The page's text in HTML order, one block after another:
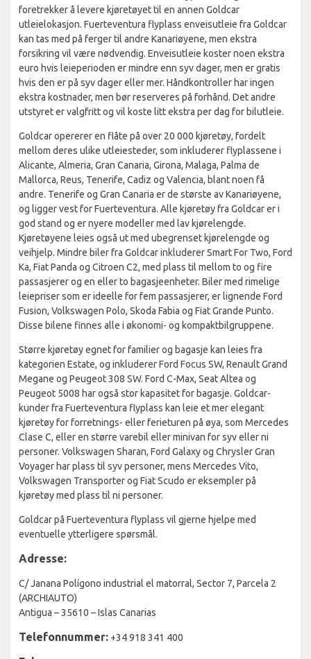
foretrekker å levere kjøretøyet til en annen Goldcar
utleielokasjon. Fuerteventura flyplass enveisutleie fra Goldcar
kan tas med på ferger til andre Kanariøyene, men ekstra
forsikring vil være nødvendig. Enveisutleie koster noen ekstra
euro hvis leieperioden er mindre enn syv dager, men er gratis
hvis den er på syv dager eller mer. Håndkontroller har ingen
ekstra kostnader, men bør reserveres på forhånd. Det andre
utstyret er valgfritt og vil koste litt ekstra per dag for bilutleie.
Goldcar opererer en flåte på over 20 000 kjøretøy, fordelt
mellom deres ulike utleiesteder, som inkluderer flyplassene i
Alicante, Almeria, Gran Canaria, Girona, Malaga, Palma de
Mallorca, Reus, Tenerife, Cadiz og Valencia, blant noen få
andre. Tenerife og Gran Canaria er de største av Kanariøyene,
og ligger vest for Fuerteventura. Alle kjøretøy fra Goldcar er i
god stand og er nyere modeller med lav kjørelengde.
Kjøretøyene leies også ut med ubegrenset kjørelengde og
veihjelp. Mindre biler fra Goldcar inkluderer Smart For Two, Ford
Ka, Fiat Panda og Citroen C2, med plass til mellom to og fire
passasjerer og en eller to bagasjeenheter. Biler med rimelige
leiepriser som er ideelle for fem passasjerer, er lignende Ford
Fusion, Volkswagen Polo, Skoda Fabia og Fiat Grande Punto.
Disse bilene finnes alle i økonomi- og kompaktbilgruppene.
Større kjøretøy egnet for familier og bagasje kan leies fra
kategorien Estate, og inkluderer Ford Focus SW, Renault Grand
Megane og Peugeot 308 SW. Ford C-Max, Seat Altea og
Peugeot 5008 har også stor kapasitet for bagasje. Goldcar-
kunder fra Fuerteventura flyplass kan leie et mer elegant
kjøretøy for forretnings- eller ferieturen på øya, som Mercedes
Clase C, eller en større varebil eller minivan for syv eller ni
personer. Volkswagen Sharan, Ford Galaxy og Chrysler Gran
Voyager har plass til syv personer, mens Mercedes Vito,
Volkswagen Transporter og Fiat Scudo er eksempler på
kjøretøy med plass til ni personer.
Goldcar på Fuerteventura flyplass vil gjerne hjelpe med
eventuelle ytterligere spørsmål.
Adresse:
C/ Janana Polígono industrial el matorral, Sector 7, Parcela 2
(ARCHIAUTO)
Antigua – 35610 – Islas Canarias
Telefonnummer: +34 918 341 400